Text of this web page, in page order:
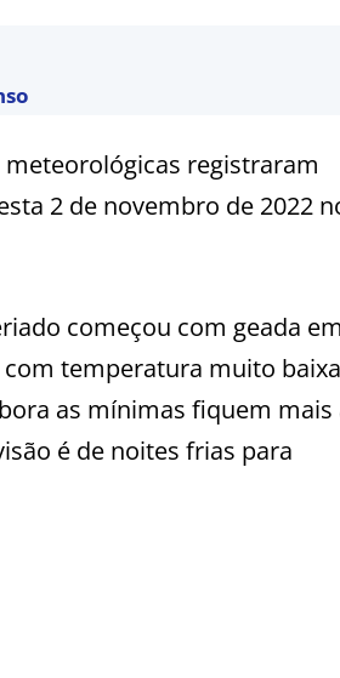
registraram
2 de novembro de 2022
começou com geada em
temperatura muito
as mínimas fiquem mais
é de noites frias para